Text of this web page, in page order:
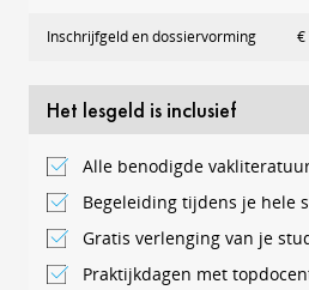
Inschrijfgeld en dossiervorming €
Het lesgeld is inclusief
Alle benodigde
Begeleiding tijdens je hele
Gratis verlenging van je
Praktijkdagen met